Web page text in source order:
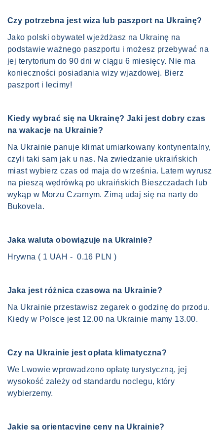
Czy potrzebna jest wiza lub paszport na Ukrainę?
Jako polski obywatel wjeżdżasz na Ukrainę na
podstawie ważnego paszportu i możesz przebywać na
jej terytorium do 90 dni w ciągu 6 miesięcy. Nie ma
konieczności posiadania wizy wjazdowej. Bierz
paszport i lecimy!
Kiedy wybrać się na Ukrainę? Jaki jest dobry czas
na wakacje na Ukrainie?
Na Ukrainie panuje klimat umiarkowany kontynentalny,
czyli taki sam jak u nas. Na zwiedzanie ukraińskich
miast wybierz czas od maja do września. Latem wyrusz
na pieszą wędrówką po ukraińskich Bieszczadach lub
wykąp w Morzu Czarnym. Zimą udaj się na narty do
Bukovela.
Jaka waluta obowiązuje na Ukrainie?
Hrywna ( 1 UAH - 0.16 PLN )
Jaka jest różnica czasowa na Ukrainie?
Na Ukrainie przestawisz zegarek o godzinę do przodu.
Kiedy w Polsce jest 12.00 na Ukrainie mamy 13.00.
Czy na Ukrainie jest opłata klimatyczna?
We Lwowie wprowadzono opłatę turystyczną, jej
wysokość zależy od standardu noclegu, który
wybierzemy.
Jakie są orientacyjne ceny na Ukrainie?